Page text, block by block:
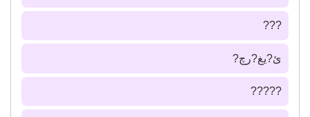
???
ئ?يغ?رچ?
?????